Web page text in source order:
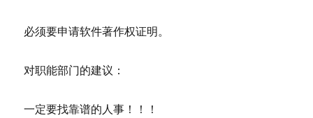
必须要申请软件著作权证明。
对职能部门的建议：
一定要找靠谱的人事！！！